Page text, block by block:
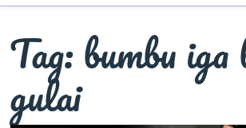
Tag:bumbu
gulai